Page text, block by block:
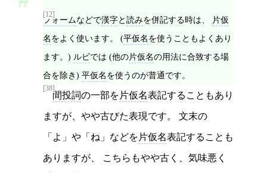
[12]
フォームなどで漢字と読みを併記する時は、
片仮
名をよく使います。 (平仮名を使うこともよくあり
ます。) ルビでは (他の片仮名の用法に合致する場
合を除き) 平仮名を使うのが普通です。
[38]
間投詞の一部を 片仮名表記することもあり
ますが、やや古びた表現です。 文末の
「よ」や「ね」などを 片仮名表記することも
ありますが、 こちらもやや古く、気味悪く